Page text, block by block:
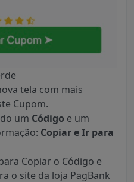
tela com mais
Cupom.
um Código e um
Copiar e Ir para
Copiar o Código e
o site da loja PagBank